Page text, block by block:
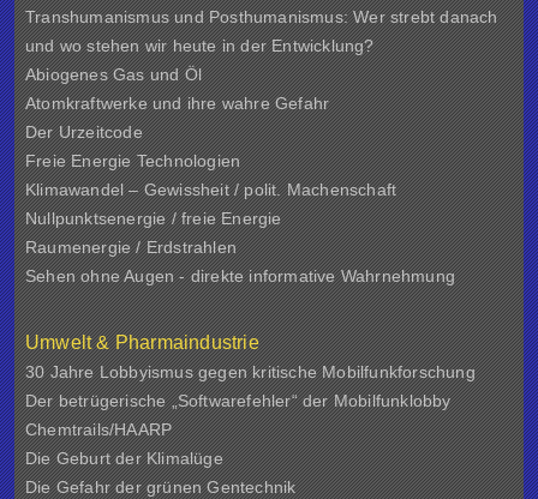
Transhumanismus und Posthumanismus: Wer strebt danach
und wo stehen wir heute in der Entwicklung?
Abiogenes Gas und Öl
Atomkraftwerke und ihre wahre Gefahr
Der Urzeitcode
Freie Energie Technologien
Klimawandel – Gewissheit / polit. Machenschaft
Nullpunktsenergie / freie Energie
Raumenergie / Erdstrahlen
Sehen ohne Augen - direkte informative Wahrnehmung
Umwelt & Pharmaindustrie
30 Jahre Lobbyismus gegen kritische Mobilfunkforschung
Der betrügerische „Softwarefehler“ der Mobilfunklobby
Chemtrails/HAARP
Die Geburt der Klimalüge
Die Gefahr der grünen Gentechnik